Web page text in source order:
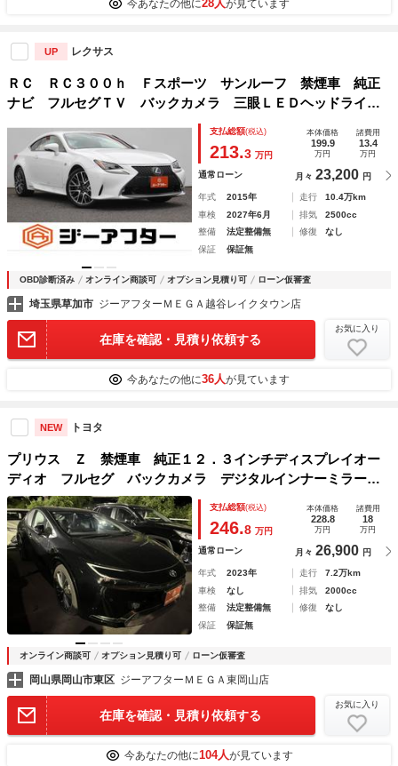
今あなたの他に28人が見ています
UP レクサス
ＲＣ ＲＣ３００ｈ Ｆスポーツ サンルーフ 禁煙車 純正
ナビ フルセグＴＶ バックカメラ 三眼ＬＥＤヘッドライ
ト アダプティブクルーズコントロール キャメルレザーシー
ト シートエアコン シートヒーター ＥＴＣ レーンキープ
アシスト
支払総額(税込)
213.3 万円
本体価格
199.9
万円
諸費用
13.4
万円
通常ローン 月々 23,200 円
年式 2015年 走行
10.4万km
車検
2027年6月 排気
2500cc
整備
法定整備無 修復
なし
保証
保証無
OBD診断済み オンライン商談可 オプション見積り可 ローン仮審査
埼玉県草加市 ジーアフターＭＥＧＡ越谷レイクタウン店
在庫を確認・見積り依頼する
お気に入り
今あなたの他に36人が見ています
NEW トヨタ
プリウス Ｚ 禁煙車 純正１２．３インチディスプレイオー
ディオ フルセグ バックカメラ デジタルインナーミラー
アダプティブクルーズコントロール シートヒーター 黒革シ
ート 電動リアゲート ステアリングヒーター
支払総額(税込)
246.8 万円
本体価格
228.8
万円
諸費用
18
万円
通常ローン 月々 26,900 円
年式 2023年 走行
7.2万km
車検
なし 排気
2000cc
整備
法定整備無 修復
なし
保証
保証無
オンライン商談可 オプション見積り可 ローン仮審査
岡山県岡山市東区 ジーアフターＭＥＧＡ東岡山店
在庫を確認・見積り依頼する
お気に入り
今あなたの他に104人が見ています